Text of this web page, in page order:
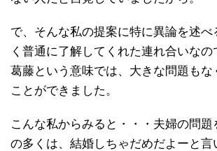
で、そんな私の提案に特に異論を述
く普通に了解してくれた連れ合いなの
葛藤という意味では、大きな問題もな
ことができました。
こんな私からみると・・・夫婦の問題
の多くは、結婚しちゃだめだよーと言